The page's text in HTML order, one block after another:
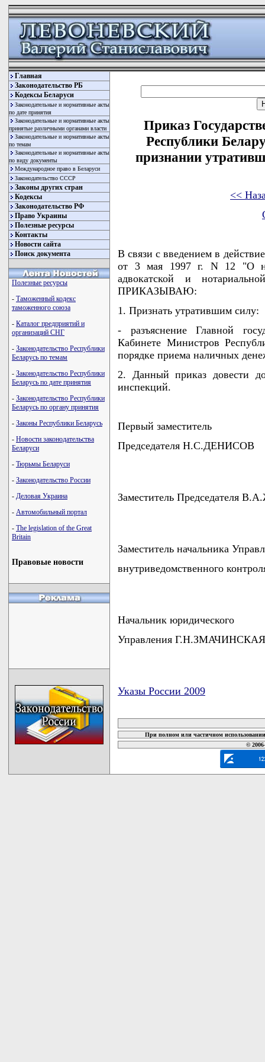
Главная
Законодательство РБ
Кодексы Беларуси
Законодательные и нормативные акты
по дате принятия
Законодательные и нормативные акты
принятые различными органами власти
Законодательные и нормативные акты
по темам
Законодательные и нормативные акты
по виду документы
Международное право в Беларуси
Законодательство СССР
Законы других стран
Кодексы
Законодательство РФ
Право Украины
Полезные ресурсы
Контакты
Новости сайта
Поиск документа
Полезные ресурсы
- Таможенный кодекс
таможенного союза
- Каталог предприятий и
организаций СНГ
- Законодательство Республики
Беларусь по темам
- Законодательство Республики
Беларусь по дате принятия
- Законодательство Республики
Беларусь по органу принятия
- Законы Республики Беларусь
- Новости законодательства
Беларуси
- Тюрьмы Беларуси
- Законодательство России
- Деловая Украина
- Автомобильный портал
- The legislation of the Great
Britain
Правовые новости
Приказ
Республики
признании
<<
В связи с введением в
от 3 мая 1997 г. N 12 "О
адвокатской и
ПРИКАЗЫВАЮ:
1. Признать утратившим силу:
- разъяснение Главной
Кабинете Министров
порядке приема наличных
2. Данный приказ довести
инспекций.
Первый заместитель
Председателя Н.С.ДЕНИСОВ
Заместитель Председателя
Заместитель начальника
внутриведомственного
Начальник юридического
Управления Г.Н.ЗМАЧИНСКАЯ
Указы России 2009
При полном или частичном
©